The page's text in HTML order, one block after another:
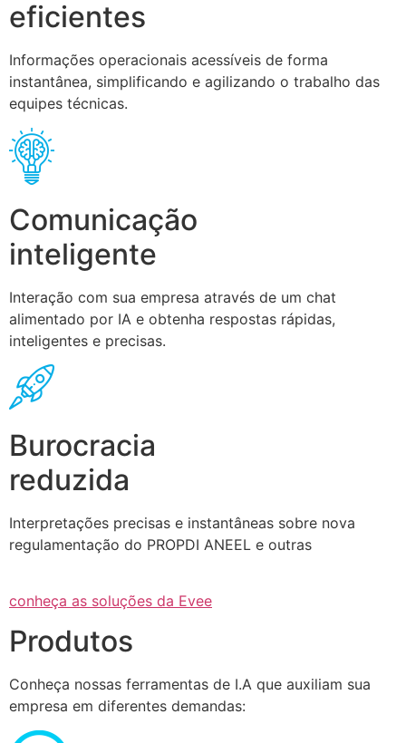
eficientes
Informações operacionais acessíveis de forma
instantânea, simplificando e agilizando o trabalho das
equipes técnicas.
Comunicação
inteligente
Interação com sua empresa através de um chat
alimentado por IA e obtenha respostas rápidas,
inteligentes e precisas.
Burocracia
reduzida
Interpretações precisas e instantâneas sobre nova
regulamentação do PROPDI ANEEL e outras
conheça as soluções da Evee
Produtos
Conheça nossas ferramentas de I.A que auxiliam sua
empresa em diferentes demandas: